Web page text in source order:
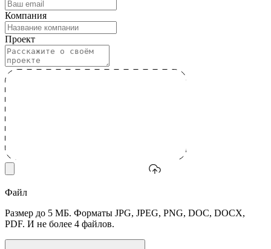
Компания
Проект
Файл
Размер до 5 МБ. Форматы JPG, JPEG, PNG, DOC, DOCX,
PDF. И не более 4 файлов.